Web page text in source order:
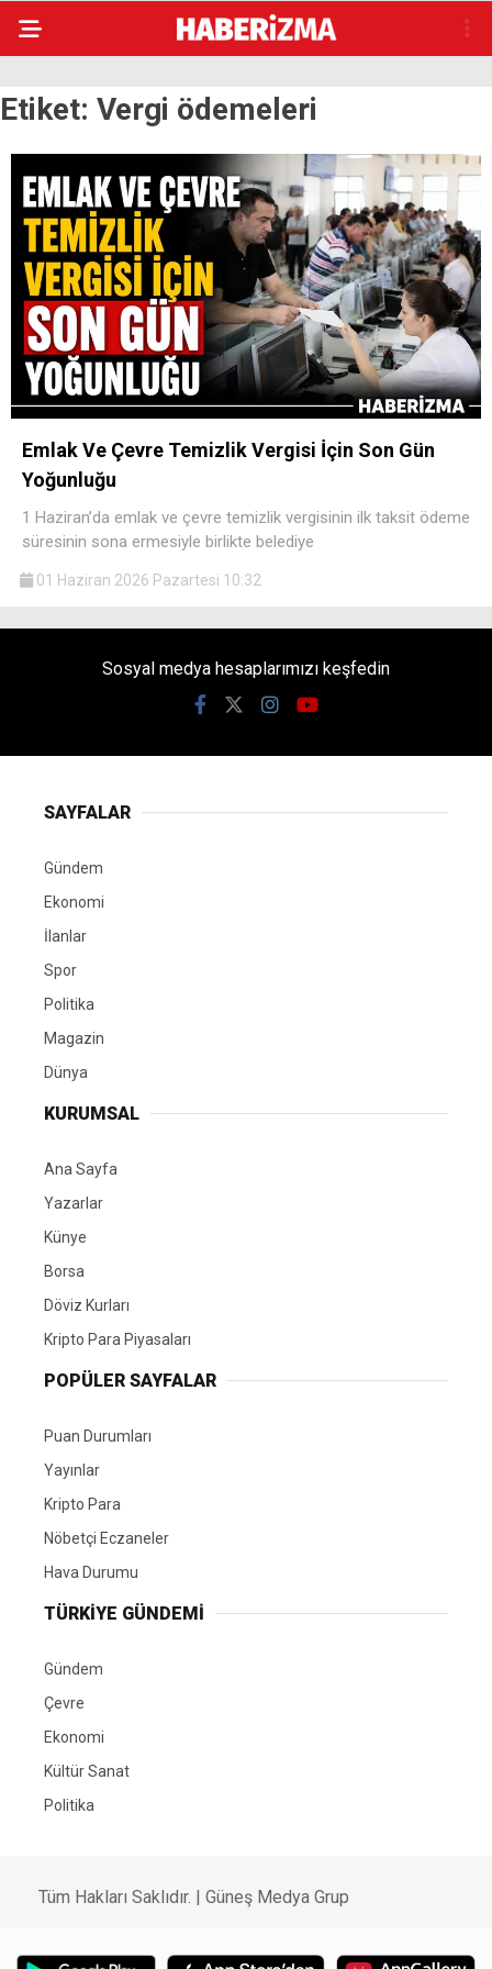
Etiket: Vergi ödemeleri
Emlak Ve Çevre Temizlik Vergisi İçin Son Gün
Yoğunluğu
1 Haziran’da emlak ve çevre temizlik vergisinin ilk taksit ödeme
süresinin sona ermesiyle birlikte belediye
01 Haziran 2026 Pazartesi 10:32
Sosyal medya hesaplarımızı keşfedin
SAYFALAR
Gündem
Ekonomi
İlanlar
Spor
Politika
Magazin
Dünya
KURUMSAL
Ana Sayfa
Yazarlar
Künye
Borsa
Döviz Kurları
Kripto Para Piyasaları
POPÜLER SAYFALAR
Puan Durumları
Yayınlar
Kripto Para
Nöbetçi Eczaneler
Hava Durumu
TÜRKIYE GÜNDEMI
Gündem
Çevre
Ekonomi
Kültür Sanat
Politika
Tüm Hakları Saklıdır. | Güneş Medya Grup